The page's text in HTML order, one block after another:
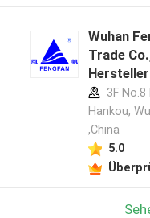
Wuhan
Trade
3F No.8
Hankou,
,China
5.0